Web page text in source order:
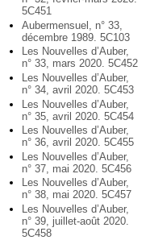
5C451
Aubermensuel, n° 33,
décembre 1989. 5C103
Les Nouvelles d’Auber,
n° 33, mars 2020. 5C452
Les Nouvelles d’Auber,
n° 34, avril 2020. 5C453
Les Nouvelles d’Auber,
n° 35, avril 2020. 5C454
Les Nouvelles d’Auber,
n° 36, avril 2020. 5C455
Les Nouvelles d’Auber,
n° 37, mai 2020. 5C456
Les Nouvelles d’Auber,
n° 38, mai 2020. 5C457
Les Nouvelles d’Auber,
n° 39, juillet-août 2020.
5C458